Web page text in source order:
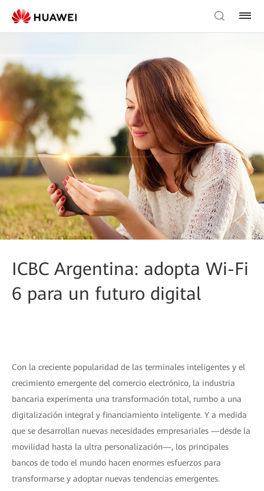
ICBC Argentina: adopta Wi-Fi
6 para un futuro digital
Con la creciente popularidad de las terminales inteligentes y el
crecimiento emergente del comercio electrónico, la industria
bancaria experimenta una transformación total, rumbo a una
digitalización integral y financiamiento inteligente. Y a medida
que se desarrollan nuevas necesidades empresariales —desde la
movilidad hasta la ultra personalización—, los principales
bancos de todo el mundo hacen enormes esfuerzos para
transformarse y adoptar nuevas tendencias emergentes.